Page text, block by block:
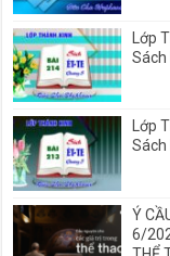
Lớp
Sách
Lớp
Sách
Ý
6/